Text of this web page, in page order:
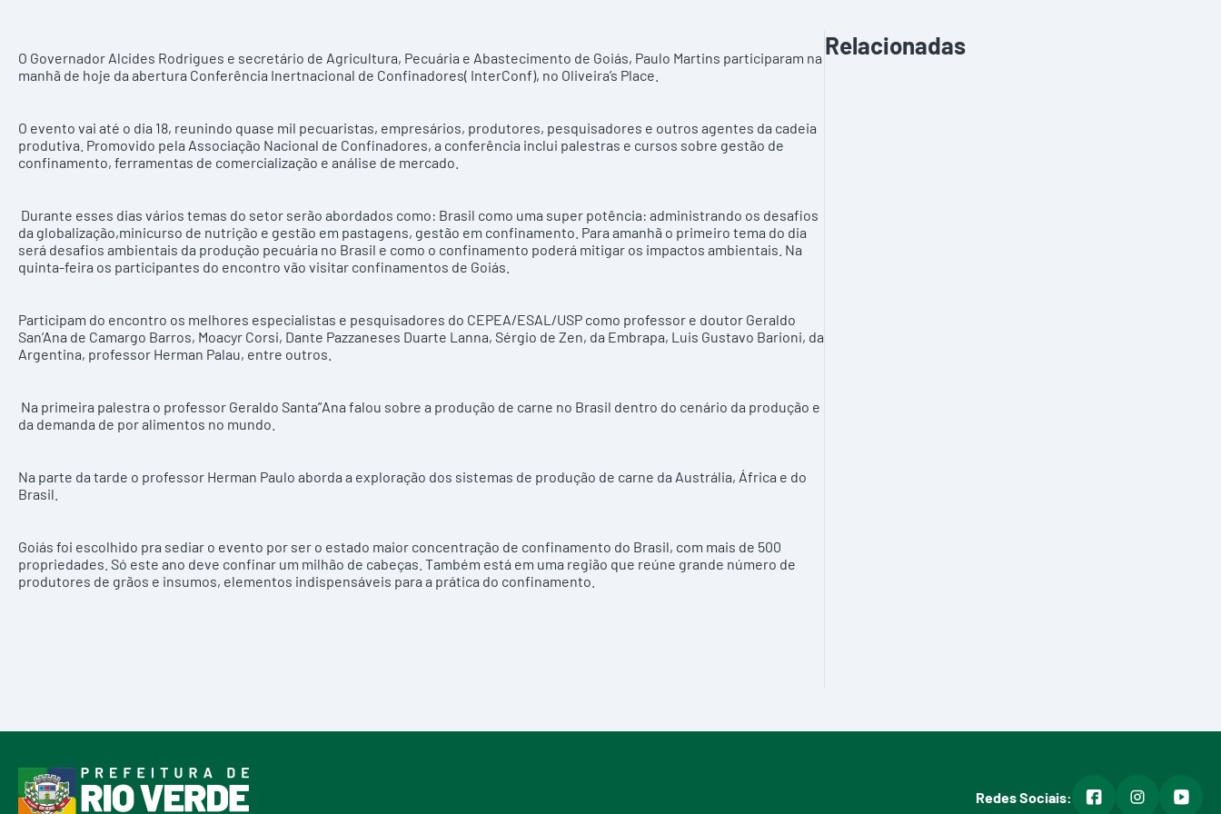
O Governador Alcides Rodrigues e secretário de Agricultura, Pecuária e Abastecimento de Goiás, Paulo Martins participaram na
manhã de hoje da abertura Conferência Inertnacional de Confinadores( InterConf), no Oliveira’s Place.
O evento vai até o dia 18, reunindo quase mil pecuaristas, empresários, produtores, pesquisadores e outros agentes da cadeia
produtiva. Promovido pela Associação Nacional de Confinadores, a conferência inclui palestras e cursos sobre gestão de
confinamento, ferramentas de comercialização e análise de mercado.
Durante esses dias vários temas do setor serão abordados como: Brasil como uma super potência: administrando os desafios
da globalização,minicurso de nutrição e gestão em pastagens, gestão em confinamento. Para amanhã o primeiro tema do dia
será desafios ambientais da produção pecuária no Brasil e como o confinamento poderá mitigar os impactos ambientais. Na
quinta-feira os participantes do encontro vão visitar confinamentos de Goiás.
Participam do encontro os melhores especialistas e pesquisadores do CEPEA/ESAL/USP como professor e doutor Geraldo
San’Ana de Camargo Barros, Moacyr Corsi, Dante Pazzaneses Duarte Lanna, Sérgio de Zen, da Embrapa, Luis Gustavo Barioni, da
Argentina, professor Herman Palau, entre outros.
Na primeira palestra o professor Geraldo Santa”Ana falou sobre a produção de carne no Brasil dentro do cenário da produção e
da demanda de por alimentos no mundo.
Na parte da tarde o professor Herman Paulo aborda a exploração dos sistemas de produção de carne da Austrália, África e do
Brasil.
Goiás foi escolhido pra sediar o evento por ser o estado maior concentração de confinamento do Brasil, com mais de 500
propriedades. Só este ano deve confinar um milhão de cabeças. Também está em uma região que reúne grande número de
produtores de grãos e insumos, elementos indispensáveis para a prática do confinamento.
Relacionadas
Redes Sociais: facebookinstagram